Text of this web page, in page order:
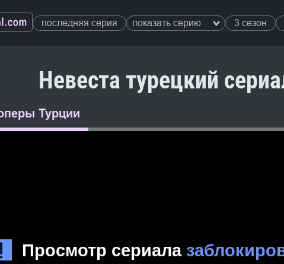
последняя серия показать серию 3 сезон
Невеста турецкий
Турции